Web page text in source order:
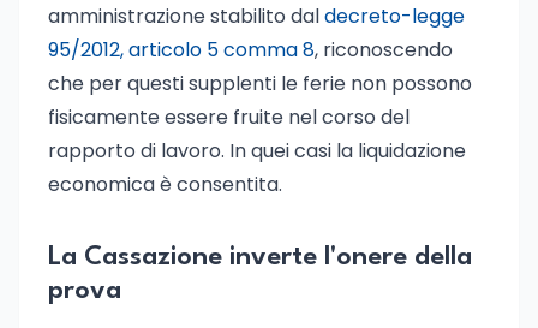
amministrazione stabilito daldecreto-legge
95/2012, articolo 5 comma 8, riconoscendo
che per questi supplenti le ferie non possono
fisicamente essere fruite nel corso del
rapporto di lavoro. In quei casi la liquidazione
economica è consentita.
La Cassazione inverte l'onere della
prova